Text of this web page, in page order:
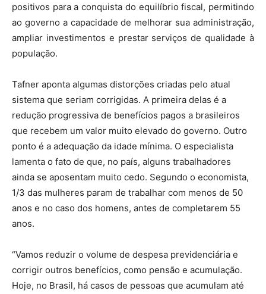
positivos para a conquista do equilíbrio fiscal, permitindo
ao governo a capacidade de melhorar sua administração,
ampliar investimentos e prestar serviços de qualidade à
população.
Tafner aponta algumas distorções criadas pelo atual
sistema que seriam corrigidas. A primeira delas é a
redução progressiva de benefícios pagos a brasileiros
que recebem um valor muito elevado do governo. Outro
ponto é a adequação da idade mínima. O especialista
lamenta o fato de que, no país, alguns trabalhadores
ainda se aposentam muito cedo. Segundo o economista,
1/3 das mulheres param de trabalhar com menos de 50
anos e no caso dos homens, antes de completarem 55
anos.
“Vamos reduzir o volume de despesa previdenciária e
corrigir outros benefícios, como pensão e acumulação.
Hoje, no Brasil, há casos de pessoas que acumulam até